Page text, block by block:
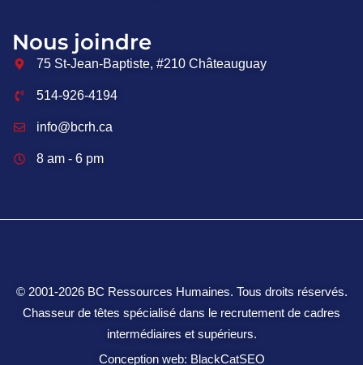
Nous joindre
75 St-Jean-Baptiste, #210 Châteauguay
514-926-4194
info@bcrh.ca
8 am - 6 pm
© 2001‑2026 BC Ressources Humaines. Tous droits réservés.
Chasseur de têtes spécialisé dans le recrutement de cadres
intermédiaires et supérieurs.
Conception web: BlackCatSEO